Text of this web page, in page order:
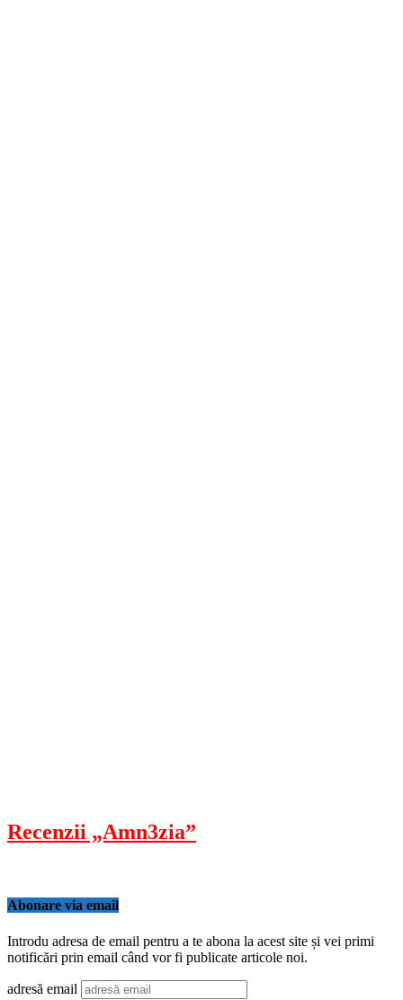
Recenzii „Amn3zia”
Abonare via email
Introdu adresa de email pentru a te abona la acest site și vei primi
notificări prin email când vor fi publicate articole noi.
adresă email